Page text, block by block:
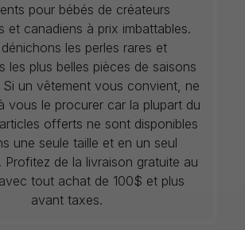
pour bébés de créateurs
et canadiens à prix imbattables.
les perles rares et
les plus belles pièces de saisons
Si un vêtement vous convient, ne
vous le procurer car la plupart du
offerts ne sont disponibles
une seule taille et en un seul
Profitez de la livraison gratuite au
tout achat de 100$ et plus
avant taxes.